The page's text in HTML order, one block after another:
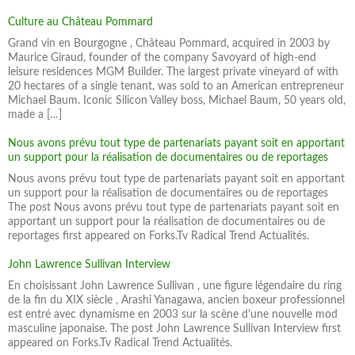
Culture au Château Pommard
Grand vin en Bourgogne , Château Pommard, acquired in 2003 by
Maurice Giraud, founder of the company Savoyard of high-end
leisure residences MGM Builder. The largest private vineyard of with
20 hectares of a single tenant, was sold to an American entrepreneur
Michael Baum. Iconic Silicon Valley boss, Michael Baum, 50 years old,
made a […]
Nous avons prévu tout type de partenariats payant soit en apportant
un support pour la réalisation de documentaires ou de reportages
Nous avons prévu tout type de partenariats payant soit en apportant
un support pour la réalisation de documentaires ou de reportages
The post Nous avons prévu tout type de partenariats payant soit en
apportant un support pour la réalisation de documentaires ou de
reportages first appeared on Forks.Tv Radical Trend Actualités.
John Lawrence Sullivan Interview
En choisissant John Lawrence Sullivan , une figure légendaire du ring
de la fin du XIX siècle , Arashi Yanagawa, ancien boxeur professionnel
est entré avec dynamisme en 2003 sur la scène d'une nouvelle mod
masculine japonaise. The post John Lawrence Sullivan Interview first
appeared on Forks.Tv Radical Trend Actualités.